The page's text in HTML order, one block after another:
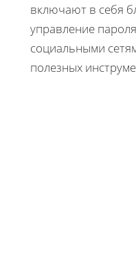
включают в себя
управление
социальными
полезных